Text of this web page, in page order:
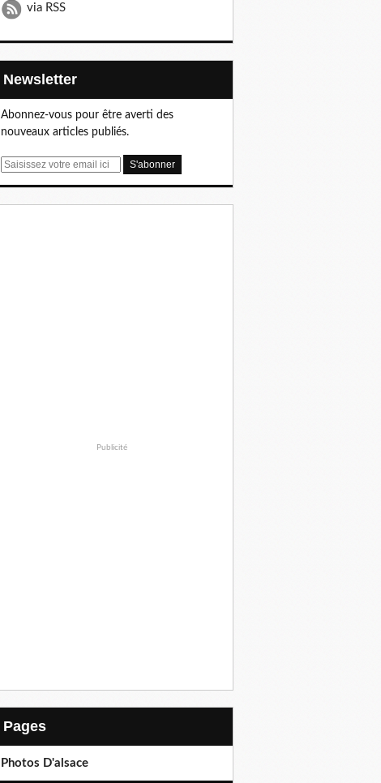
via RSS
Newsletter
Abonnez-vous pour être averti des
nouveaux articles publiés.
E
Publicité
Pages
Photos D'alsace